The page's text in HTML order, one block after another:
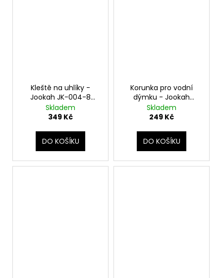
Kleště na uhlíky -
Jookah JK-004-8
Rainbow
Skladem
349 Kč
DO KOŠÍKU
Korunka pro vodní
dýmku - Jookah
Phunnel Cream
Dream Stoneage Blue
Skladem
249 Kč
DO KOŠÍKU